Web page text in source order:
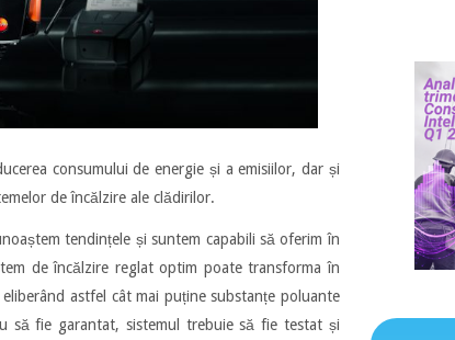
consumului de energie și a emisiilor, dar și
de încălzire ale clădirilor.
tendințele și suntem capabili să oferim în
de încălzire reglat optim poate transforma în
astfel cât mai puține substanțe poluante
să fie garantat, sistemul trebuie să fie testat și